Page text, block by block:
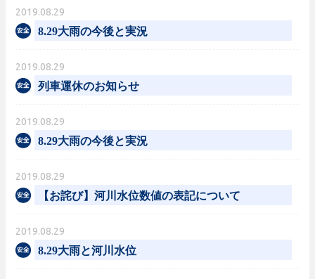
2019.08.29
8.29大雨の今後と実況
2019.08.29
列車運休のお知らせ
2019.08.29
8.29大雨の今後と実況
2019.08.29
【お詫び】河川水位数値の表記について
2019.08.29
8.29大雨と河川水位